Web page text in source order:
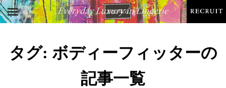
タグ: ボディーフィッターの
記事一覧